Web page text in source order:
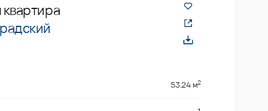
53.24 м2